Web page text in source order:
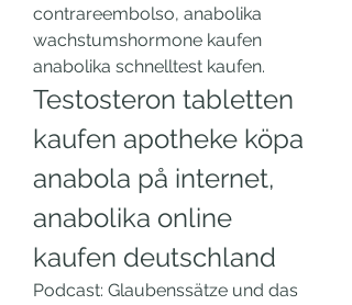
contrareembolso, anabolika
wachstumshormone kaufen
anabolika schnelltest kaufen.
Testosteron tabletten
kaufen apotheke köpa
anabola på internet,
anabolika online
kaufen deutschland
Podcast: Glaubenssätze und das